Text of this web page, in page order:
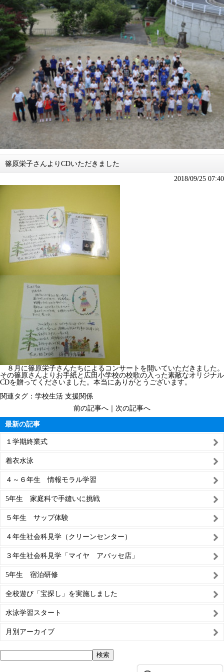
篠原栄子さんよりCDいただきました
2018/09/25 07:40
８月に篠原栄子さんたちによるコンサートを開いていただきました。
その篠原さんよりお手紙と広田小学校の校歌の入った素敵なオリジナル
CDを贈ってくださいました。本当にありがとうございます。
関連タグ： 学校生活 支援関係
前の記事へ
次の記事へ
最新の記事
１学期終業式
着衣水泳
４～６年生 情報モラル学習
5年生 家庭科で手縫いに挑戦
５年生 サップ体験
４年生社会科見学（クリーンセンター）
３年生社会科見学「マイヤ アバッセ店」
5年生 宿泊研修
全校遊び「宝探し」を実施しました
水泳学習スタート
月別アーカイブ